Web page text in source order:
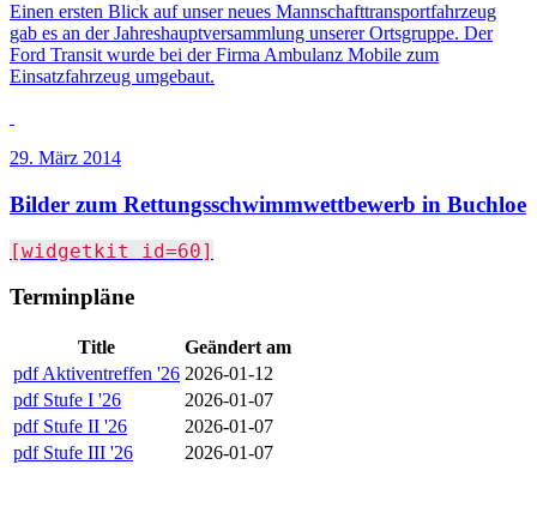
Einen ersten Blick auf unser neues Mannschafttransportfahrzeug
gab es an der Jahreshauptversammlung unserer Ortsgruppe. Der
Ford Transit wurde bei der Firma Ambulanz Mobile zum
Einsatzfahrzeug umgebaut.
29. März 2014
Bilder zum Rettungsschwimmwettbewerb in Buchloe
[widgetkit id=60]
Terminpläne
Title
Geändert am
pdf Aktiventreffen '26 2026-01-12
pdf Stufe I '26
2026-01-07
pdf Stufe II '26
2026-01-07
pdf Stufe III '26 2026-01-07